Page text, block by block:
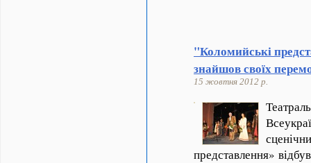
"Коломийські
знайшов своїх
15 жовтня 2012 р.
представлення»